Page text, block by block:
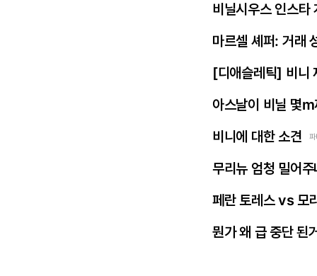
비닐시우스 인스타
마르셀 셰퍼: 거래
[디애슬레틱] 비니
아스날이 비닐 몇
비니에 대한 소견
무리뉴 엄청 밀어
페란 토레스 vs 모
뭔가 왜 급 중단 된